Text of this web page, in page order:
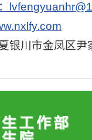
银川市金凤区